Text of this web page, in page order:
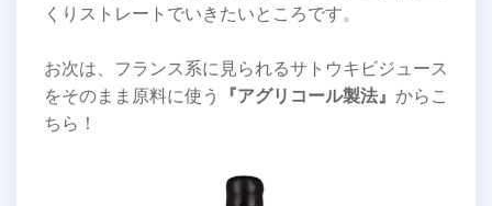
くりストレートでいきたいところです。
お次は、フランス系に見られるサトウキビジュース
をそのまま原料に使う 『アグリコール製法』 からこ
ちら！